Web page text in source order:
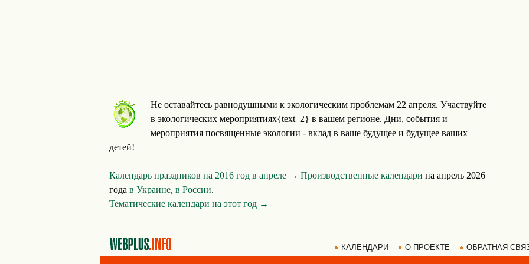
Не оставайтесь равнодушными к экологическим проблемам 22 апреля. Участвуйте
в экологических мероприятиях{text_2} в вашем регионе. Дни, события и
мероприятия посвященные экологии - вклад в ваше будущее и будущее ваших
детей!
Календарь праздников на 2016 год в апреле → Производственные календари на апрель 2026
года в Украине, в России.
Тематические календари на этот год →
КАЛЕНДАРИ О ПРОЕКТЕ ОБРАТНАЯ